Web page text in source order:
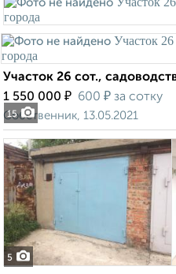
15
Участок 26 сот.,
1 550 000 ₽ 600 ₽ за сотку
Собственник, 13.05.2021
5